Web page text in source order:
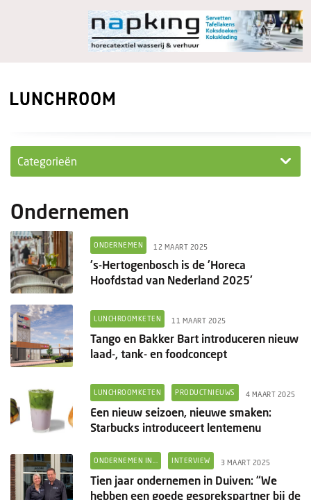
Categorieën
Ondernemen in...
Ondernemen
Nieuwe lunchrooms
Columns
Groots ondernemen
Ondernemen
ONDERNEMEN 12 MAART 2025
's-Hertogenbosch is de 'Horeca
Hoofdstad van Nederland 2025'
LUNCHROOMKETEN 11 MAART 2025
Tango en Bakker Bart introduceren nieuw
laad-, tank- en foodconcept
LUNCHROOMKETEN PRODUCTNIEUWS 4 MAART 2025
Een nieuw seizoen, nieuwe smaken:
Starbucks introduceert lentemenu
ONDERNEMEN IN... INTERVIEW 3 MAART 2025
Tien jaar ondernemen in Duiven: “We
hebben een goede gesprekspartner bij de